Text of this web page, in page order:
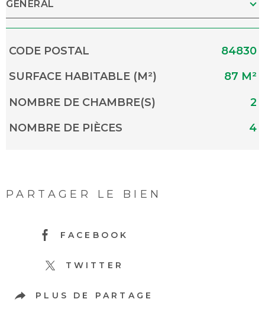
GÉNÉRAL
Caractérisque Valeurs
CODE POSTAL
84830
SURFACE HABITABLE (M²)
87 M²
NOMBRE DE CHAMBRE(S)
2
NOMBRE DE PIÈCES
4
PARTAGER LE BIEN
FACEBOOK
TWITTER
PLUS DE PARTAGE